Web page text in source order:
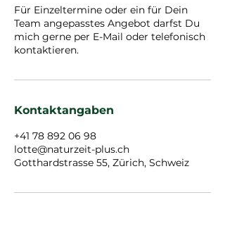
Für Einzeltermine oder ein für Dein
Team angepasstes Angebot darfst Du
mich gerne per E-Mail oder telefonisch
kontaktieren.
Kontaktangaben
+41 78 892 06 98
lotte@naturzeit-plus.ch
Gotthardstrasse 55, Zürich, Schweiz